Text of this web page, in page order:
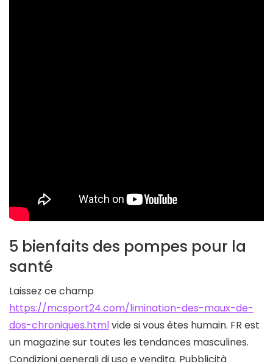
5 bienfaits des pompes pour la
santé
Laissez ce champ
https://mcsport24.com/limination-des-maux-de-
dos-chroniques.htmlvide si vous êtes humain. FR est
un magazine sur toutes les tendances masculines.